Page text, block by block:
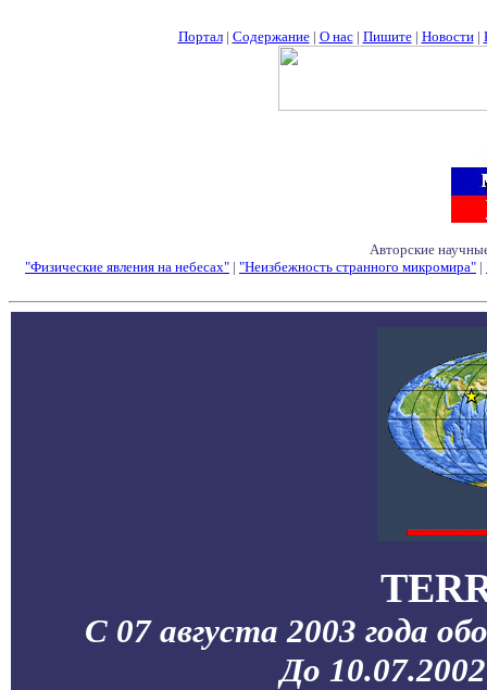
Портал| Содержание| О нас| Пишите| Новости|
Авторские
"Физические явления на небесах" | "Неизбежность странного микромира" |
С 07 августа 2003 года
До